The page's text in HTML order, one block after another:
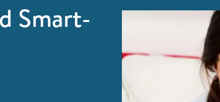
Smart-